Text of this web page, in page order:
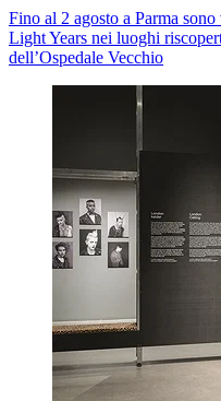
Fino al 2 agosto a Parma
Light Years nei luoghi
dell’Ospedale Vecchio